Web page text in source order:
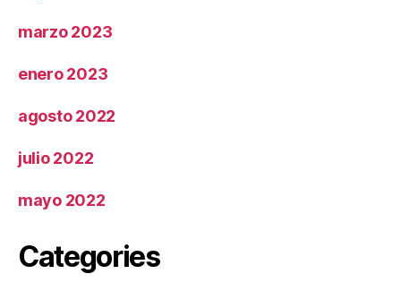
marzo 2023
enero 2023
agosto 2022
julio 2022
mayo 2022
Categories